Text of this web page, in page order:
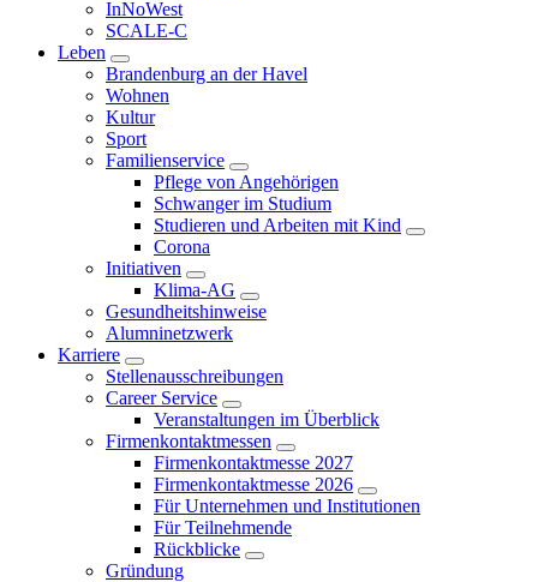
InNoWest
SCALE-C
Leben
Brandenburg an der Havel
Wohnen
Kultur
Sport
Familienservice
Pflege von Angehörigen
Schwanger im Studium
Studieren und Arbeiten mit Kind
Corona
Initiativen
Klima-AG
Gesundheitshinweise
Alumninetzwerk
Karriere
Stellenausschreibungen
Career Service
Veranstaltungen im Überblick
Firmenkontaktmessen
Firmenkontaktmesse 2027
Firmenkontaktmesse 2026
Für Unternehmen und Institutionen
Für Teilnehmende
Rückblicke
Gründung